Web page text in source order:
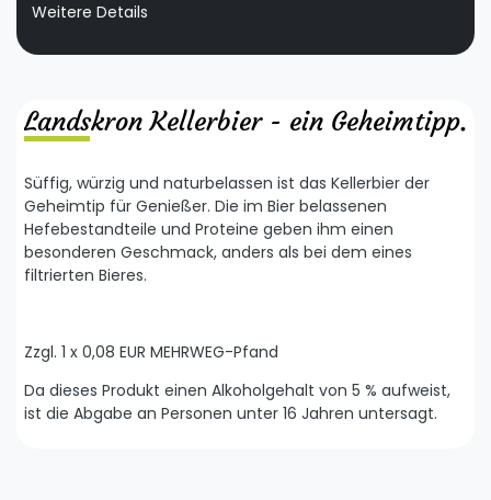
Weitere Details
Landskron Kellerbier - ein Geheimtipp.
Süffig, würzig und naturbelassen ist das Kellerbier der
Geheimtip für Genießer. Die im Bier belassenen
Hefebestandteile und Proteine geben ihm einen
besonderen Geschmack, anders als bei dem eines
filtrierten Bieres.
Zzgl. 1 x 0,08 EUR MEHRWEG-Pfand
Da dieses Produkt einen Alkoholgehalt von 5 % aufweist,
ist die Abgabe an Personen unter 16 Jahren untersagt.